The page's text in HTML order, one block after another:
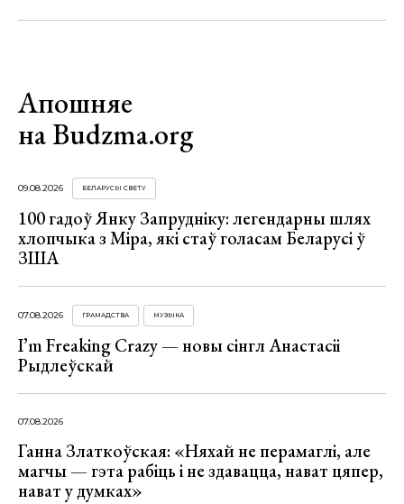
Апошняе
на Budzma.org
09.08.2026 БЕЛАРУСЫ СВЕТУ
100 гадоў Янку Запрудніку: легендарны шлях
хлопчыка з Міра, які стаў голасам Беларусі ў
ЗША
07.08.2026 ГРАМАДСТВА МУЗЫКА
I’m Freaking Crazy — новы сінгл Анастасіі
Рыдлеўскай
07.08.2026
Ганна Златкоўская: «Няхай не перамаглі, але
магчы — гэта рабіць і не здавацца, нават цяпер,
нават у думках»